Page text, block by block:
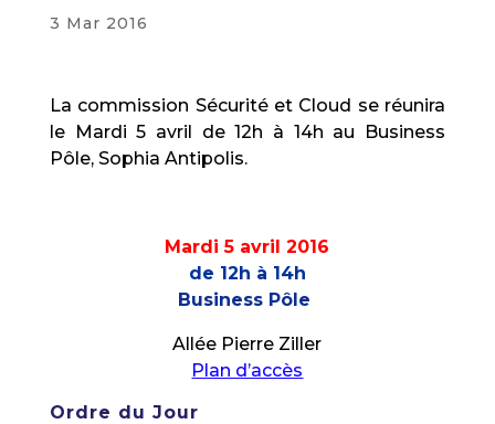
3 Mar 2016
La commission Sécurité et Cloud se réunira
le Mardi 5 avril de 12h à 14h au Business
Pôle, Sophia Antipolis.
Mardi 5 avril 2016
de 12h à 14h
Business Pôle
Allée Pierre Ziller
Plan d’accès
Ordre du Jour